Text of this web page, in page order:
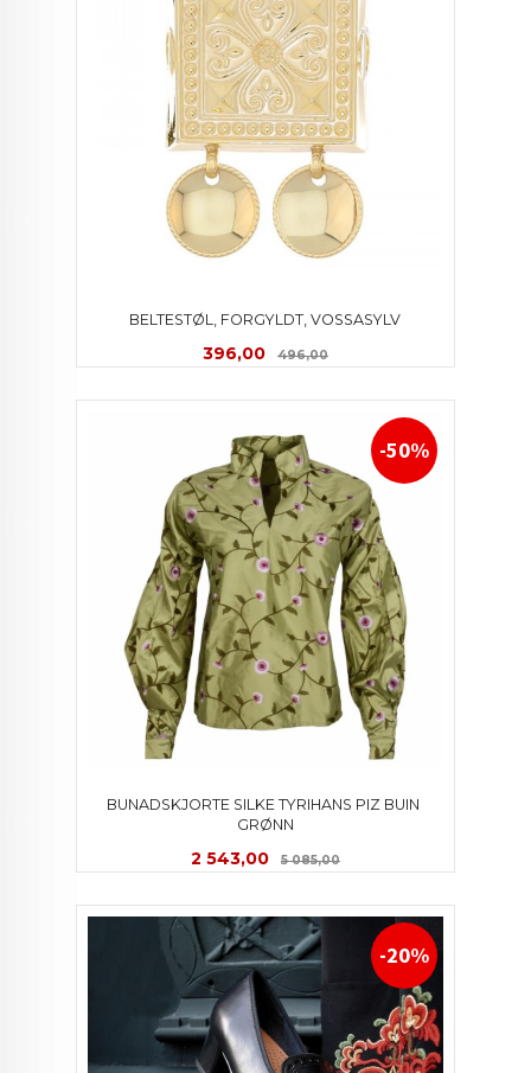
BELTESTØL, FORGYLDT, VOSSASYLV
Tilbud
396,00 496,00Rabatt
BUNADSKJORTE SILKE TYRIHANS PIZ BUIN
GRØNN
Tilbud
2 543,00 5 085,00Rabatt
-50%
-20%